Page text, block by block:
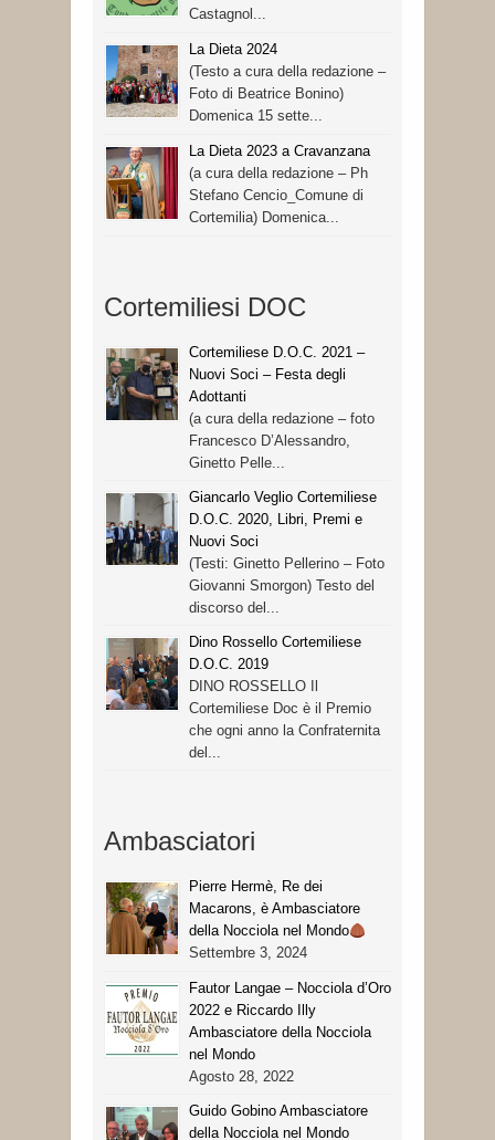
Castagnol...
La Dieta 2024
(Testo a cura della redazione –
Foto di Beatrice Bonino)
Domenica 15 sette...
La Dieta 2023 a Cravanzana
(a cura della redazione – Ph
Stefano Cencio_Comune di
Cortemilia) Domenica...
Cortemiliesi DOC
Cortemiliese D.O.C. 2021 –
Nuovi Soci – Festa degli
Adottanti
(a cura della redazione – foto
Francesco D’Alessandro,
Ginetto Pelle...
Giancarlo Veglio Cortemiliese
D.O.C. 2020, Libri, Premi e
Nuovi Soci
(Testi: Ginetto Pellerino – Foto
Giovanni Smorgon) Testo del
discorso del...
Dino Rossello Cortemiliese
D.O.C. 2019
DINO ROSSELLO Il
Cortemiliese Doc è il Premio
che ogni anno la Confraternita
del...
Ambasciatori
Pierre Hermè, Re dei
Macarons, è Ambasciatore
della Nocciola nel Mondo
Settembre 3, 2024
Fautor Langae – Nocciola d’Oro
2022 e Riccardo Illy
Ambasciatore della Nocciola
nel Mondo
Agosto 28, 2022
Guido Gobino Ambasciatore
della Nocciola nel Mondo